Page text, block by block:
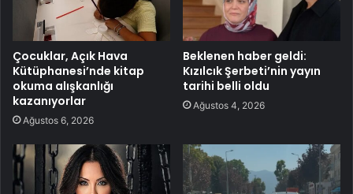
Çocuklar, Açık Hava
Kütüphanesi’nde kitap
okuma alışkanlığı
kazanıyorlar
Ağustos 6, 2026
Beklenen haber geldi:
Kızılcık Şerbeti’nin yayın
tarihi belli oldu
Ağustos 4, 2026